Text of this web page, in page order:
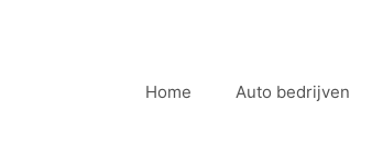
Home Auto bedrijven